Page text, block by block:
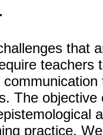
that
teachers
The
practice.